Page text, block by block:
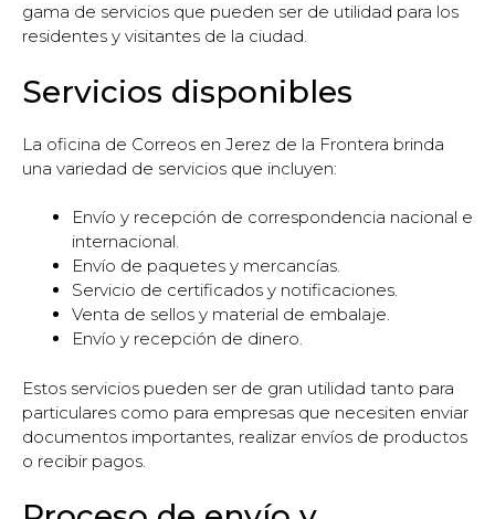
gama de servicios que pueden ser de utilidad para los
residentes y visitantes de la ciudad.
Servicios disponibles
La oficina de Correos en Jerez de la Frontera brinda
una variedad de servicios que incluyen:
Envío y recepción de correspondencia nacional e
internacional.
Envío de paquetes y mercancías.
Servicio de certificados y notificaciones.
Venta de sellos y material de embalaje.
Envío y recepción de dinero.
Estos servicios pueden ser de gran utilidad tanto para
particulares como para empresas que necesiten enviar
documentos importantes, realizar envíos de productos
o recibir pagos.